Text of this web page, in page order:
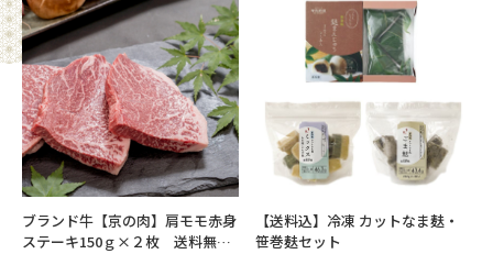
ブランド牛【京の肉】肩モモ赤身
ステーキ150ｇ×２枚 送料無
【送料込】冷凍 カットなま麸・
笹巻麸セット